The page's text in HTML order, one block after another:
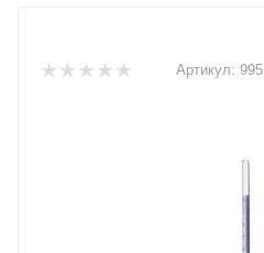
Артикул: 995